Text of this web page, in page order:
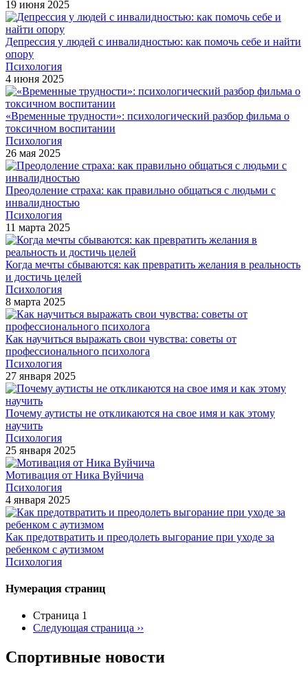
19 июня 2025
Депрессия у людей с инвалидностью: как помочь себе и найти
опору
Психология
4 июня 2025
«Временные трудности»: психологический разбор фильма о
токсичном воспитании
Психология
26 мая 2025
Преодоление страха: как правильно общаться с людьми с
инвалидностью
Психология
11 марта 2025
Когда мечты сбываются: как превратить желания в реальность
и достичь целей
Психология
8 марта 2025
Как научиться выражать свои чувства: советы от
профессионального психолога
Психология
27 января 2025
Почему аутисты не откликаются на свое имя и как этому
научить
Психология
25 января 2025
Мотивация от Ника Вуйчича
Психология
4 января 2025
Как предотвратить и преодолеть выгорание при уходе за
ребенком с аутизмом
Психология
Нумерация страниц
Страница 1
Следующая страница ››
Спортивные новости